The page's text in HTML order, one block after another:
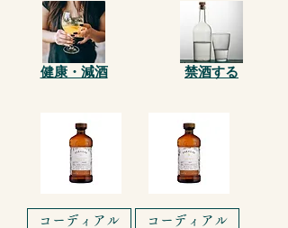
健康・減酒 禁酒する
コーディアル コーディアル